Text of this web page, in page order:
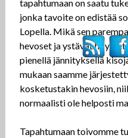
tapahtumaan on saatu
jonka tavoite on edistää
Lopella. Mikä sen
hevoset ja ystävät
pienellä jännityksellä
mukaan saamme
kosketustakin hevosiin,
normaalisti ole helposti
Tapahtumaan toivomme